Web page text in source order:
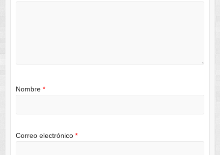
Nombre *
Correo electrónico *